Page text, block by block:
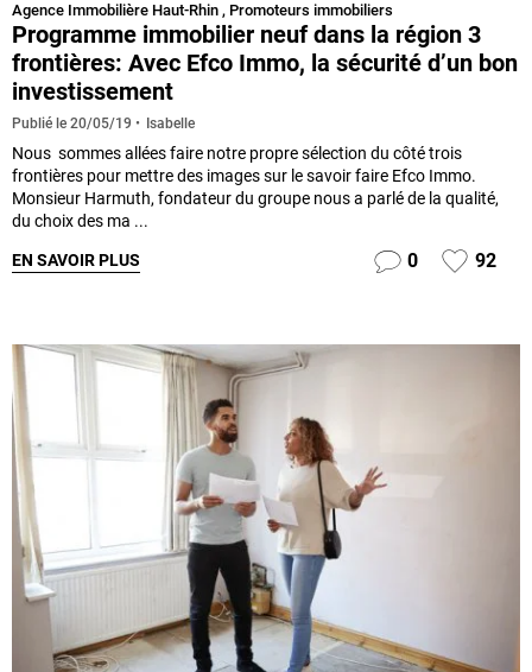
Agence Immobilière Haut-Rhin , Promoteurs immobiliers
Programme immobilier neuf dans la région 3
frontières: Avec Efco Immo, la sécurité d’un bon
investissement
Publié le 20/05/19 Isabelle
Nous sommes allées faire notre propre sélection du côté trois
frontières pour mettre des images sur le savoir faire Efco Immo.
Monsieur Harmuth, fondateur du groupe nous a parlé de la qualité,
du choix des ma ...
EN SAVOIR PLUS 0 92